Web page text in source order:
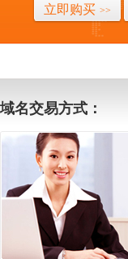
立即购买 >>
域名交易方式：